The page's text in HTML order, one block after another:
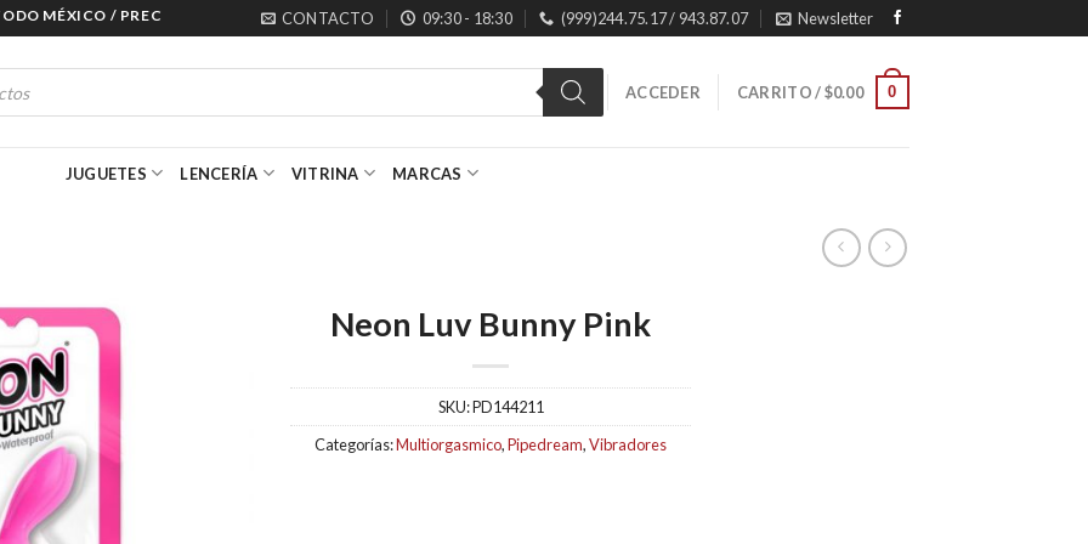
MÉXICO / PRECIOS ESPECIALES PARA MAYORISTAS
CONTACTO 09:30 - 18:30 (999)244.75.17 / 943.87.07 Newsletter
ACCEDER CARRITO /$0.00 0
JUGUETES LENCERÍA VITRINA MARCAS
Neon Luv Bunny Pink
SKU:PD144211
Categorías:Multiorgasmico,Pipedream,Vibradores